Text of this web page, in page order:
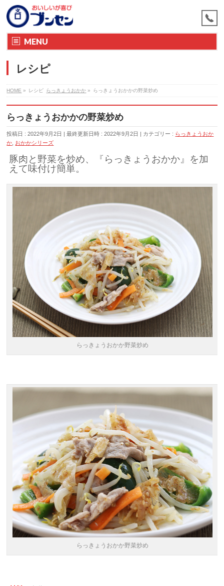
MENU
レシピ
HOME » レシピ らっきょうおかか » らっきょうおかかの野菜炒め
らっきょうおかかの野菜炒め
投稿日 : 2022年9月2日 最終更新日時 : 2022年9月2日 カテゴリー : らっきょうおか
か おかかシリーズ
豚肉と野菜を炒め、『らっきょうおかか』を加
えて味付け簡単。
らっきょうおかか野菜炒め
らっきょうおかか野菜炒め